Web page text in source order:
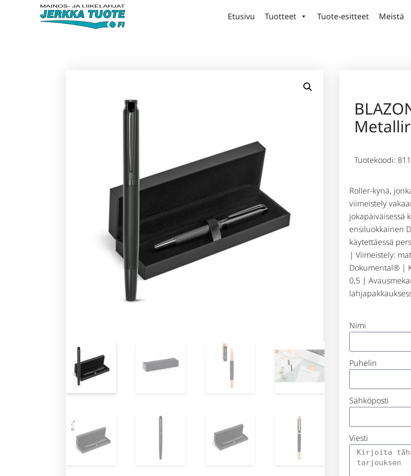
Etusivu Tuotteet Tuote-esitteet Meistä
Tuotekoodi:
Roller-kynä,
viimeistely
jokapäiväisessä
ensiluokkainen
käytettäessä
| Viimeistely:
Dokumental® |
0,5 |
Nimi
Puhelin
Sähköposti
Viesti